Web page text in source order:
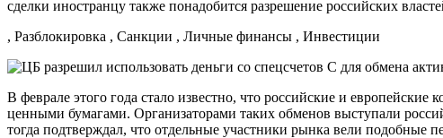
сделки иностранцу также понадобится разрешение российских
, Разблокировка , Санкции , Личные финансы , Инвестиции
В феврале этого года стало известно, что российские и
ценными бумагами. Организаторами таких обменов выступали
тогда подтверждал, что отдельные участники рынка вели подобные